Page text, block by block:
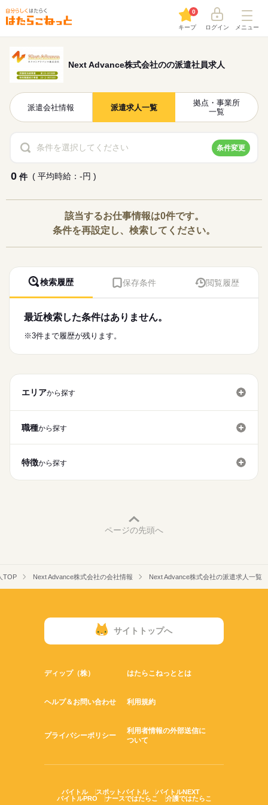
キープ
0
ログイン メニュー
Next Advance株式会社のの派遣社員求人
派遣会社情報 派遣求人一覧
拠点・事業所
一覧
条件を選択してください 条件変更
0 件 ( 平均時給：-円 )
該当するお仕事情報は0件です。
条件を再設定し、検索してください。
検索履歴 保存条件 閲覧履歴
最近検索した条件はありません。
※3件まで履歴が残ります。
エリアから探す
職種から探す
特徴から探す
ページの先頭へ
TOP Next Advance株式会社の会社情報 Next Advance株式会社の派遣求人一覧
サイトトップへ
ディップ（株） はたらこねっととは
ヘルプ＆お問い合わせ 利用規約
プライバシーポリシー
利用者情報の外部送信に
ついて
バイトル スポットバイトル
バイトルNEXT
バイトルPRO
ナースではたらこ 介護ではたらこ